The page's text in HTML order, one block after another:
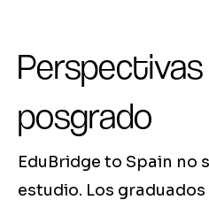
posgrado
EduBridge to Spain no
estudio. Los